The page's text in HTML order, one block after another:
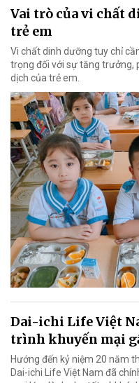
Vai trò của vi chất
trẻ em
Vi chất dinh dưỡng tuy chỉ
trọng đối với sự tăng trưởng,
dịch của trẻ em.
Dai-ichi Life Việt
trình khuyến mại
Hướng đến kỷ niệm 20 năm
Dai-ichi Life Việt Nam đã